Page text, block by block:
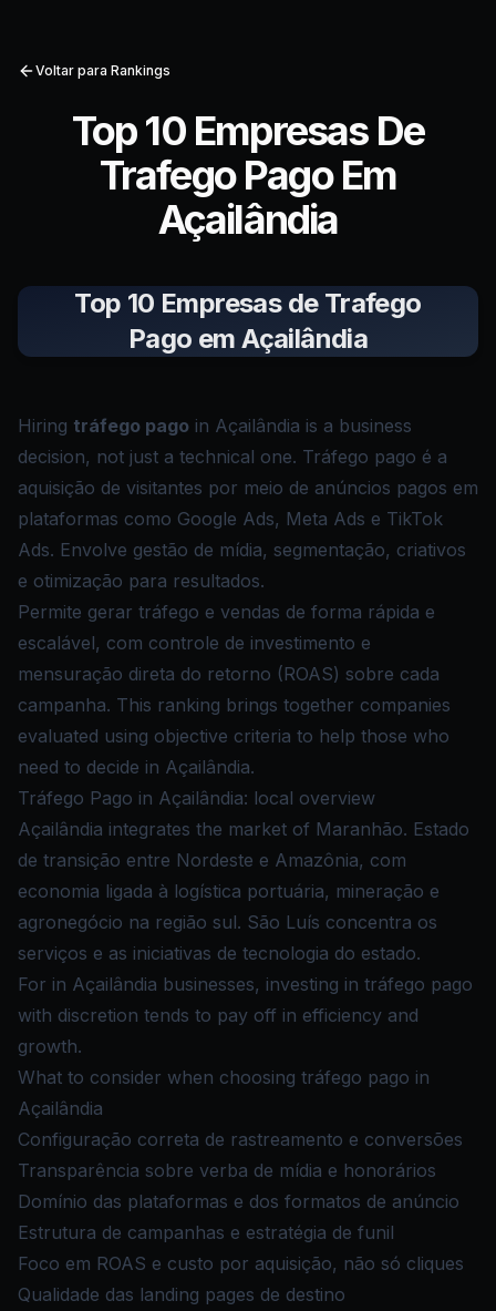
Voltar para Rankings
Top 10 Empresas De
Trafego Pago Em
Açailândia
Top 10 Empresas de Trafego
Pago em Açailândia
Hiring tráfego pago in Açailândia is a business
decision, not just a technical one. Tráfego pago é a
aquisição de visitantes por meio de anúncios pagos em
plataformas como Google Ads, Meta Ads e TikTok
Ads. Envolve gestão de mídia, segmentação, criativos
e otimização para resultados.
Permite gerar tráfego e vendas de forma rápida e
escalável, com controle de investimento e
mensuração direta do retorno (ROAS) sobre cada
campanha. This ranking brings together companies
evaluated using objective criteria to help those who
need to decide in Açailândia.
Tráfego Pago in Açailândia: local overview
Açailândia integrates the market of Maranhão. Estado
de transição entre Nordeste e Amazônia, com
economia ligada à logística portuária, mineração e
agronegócio na região sul. São Luís concentra os
serviços e as iniciativas de tecnologia do estado.
For in Açailândia businesses, investing in tráfego pago
with discretion tends to pay off in efficiency and
growth.
What to consider when choosing tráfego pago in
Açailândia
Configuração correta de rastreamento e conversões
Transparência sobre verba de mídia e honorários
Domínio das plataformas e dos formatos de anúncio
Estrutura de campanhas e estratégia de funil
Foco em ROAS e custo por aquisição, não só cliques
Qualidade das landing pages de destino